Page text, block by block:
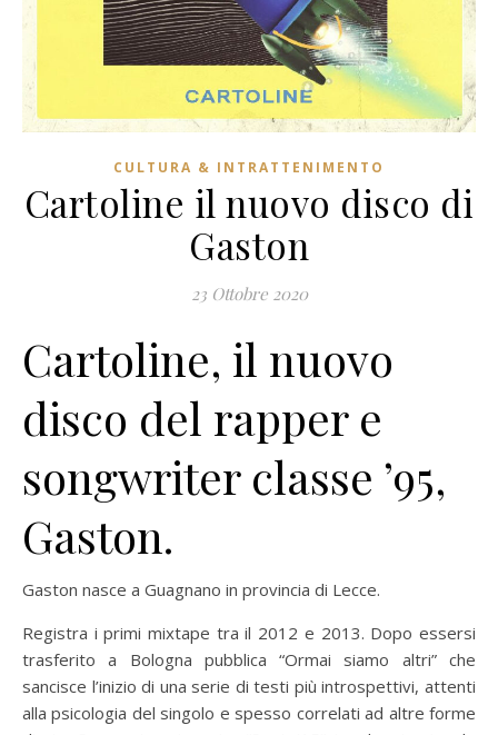
CULTURA & INTRATTENIMENTO
Cartoline il nuovo disco di
Gaston
23 Ottobre 2020
Cartoline, il nuovo
disco del rapper e
songwriter classe ’95,
Gaston.
Gaston nasce a Guagnano in provincia di Lecce.
Registra i primi mixtape tra il 2012 e 2013. Dopo essersi
trasferito a Bologna pubblica “Ormai siamo altri” che
sancisce l’inizio di una serie di testi più introspettivi, attenti
alla psicologia del singolo e spesso correlati ad altre forme